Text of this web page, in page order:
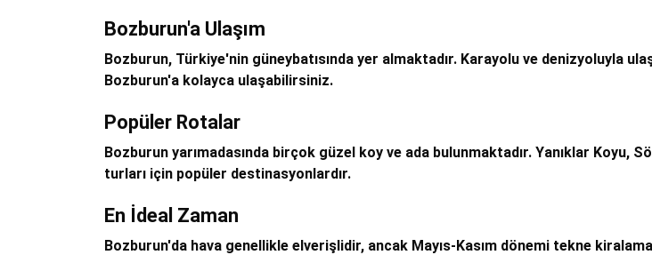
Bozburun'a Ulaşım
Bozburun, Türkiye'nin güneybatısında yer almaktadır. Karayolu ve denizyoluyla
Bozburun'a kolayca ulaşabilirsiniz.
Popüler Rotalar
Bozburun yarımadasında birçok güzel koy ve ada bulunmaktadır. Yanıklar Koyu,
turları için popüler destinasyonlardır.
En İdeal Zaman
Bozburun'da hava genellikle elverişlidir, ancak Mayıs-Kasım dönemi tekne